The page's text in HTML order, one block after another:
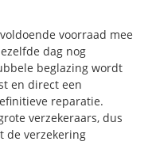
voorraad mee
dag nog
beglazing wordt
en direct een
reparatie.
verzekeraars, dus
de verzekering